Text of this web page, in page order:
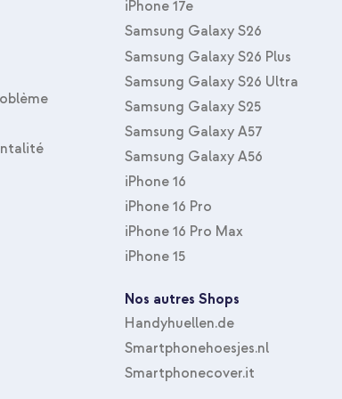
Coque
Protection intégrale
iPhone 17e
Samsung Galaxy S26
Samsung Galaxy S26 Plus
Samsung Galaxy S26 Ultra
Samsung Galaxy S25
Samsung Galaxy A57
Samsung Galaxy A56
iPhone 16
iPhone 16 Pro
iPhone 16 Pro Max
iPhone 15
Nos autres Shops
Handyhuellen.de
Smartphonehoesjes.nl
Smartphonecover.it